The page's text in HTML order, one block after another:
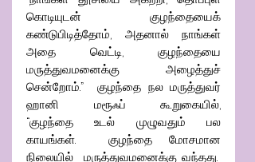
கொடியுடன் குழந்தையைக்
கண்டுபிடித்தோம், அதனால் நாங்கள்
அதை வெட்டி, குழந்தையை
மருத்துவமனைக்கு அழைத்துச்
சென்றோம்.”  குழந்தை நல மருத்துவர்
ஹானி மரூஃப் கூறுகையில்,
“குழந்தை உடல் முழுவதும் பல
காயங்கள்.  குழந்தை மோசமான
நிலையில்  மருத்துவமனைக்கு வந்தது.